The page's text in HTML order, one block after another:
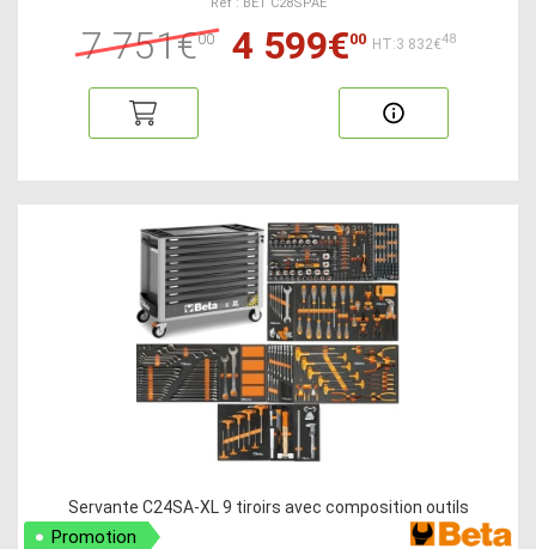
7 751€00 4 599€00 HT:3 832€48
Servante C24SA-XL 9 tiroirs avec composition outils
Promotion